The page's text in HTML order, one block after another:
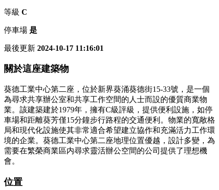
等級 C
停車場 是
最後更新 2024-10-17 11:16:01
關於這座建築物
葵德工業中心第二座，位於新界葵涌葵德街15-33號，是一個
為尋求共享辦公室和共享工作空間的人士而設的優質商業物
業。該建築建於1979年，擁有C級評級，提供便利設施，如停
車場和距離葵芳僅15分鐘步行路程的交通便利。物業的寬敞格
局和現代化設施使其非常適合希望建立協作和充滿活力工作環
境的企業。葵德工業中心第二座地理位置優越，設計多變，為
需要在繁榮商業區内尋求靈活辦公空間的公司提供了理想機
會。
位置